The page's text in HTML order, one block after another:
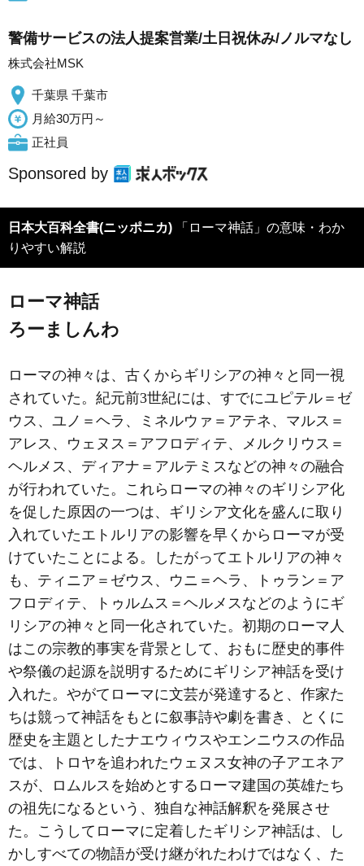
警備サービスの法人提案営業/土日祝休み/ノルマなし
株式会社MSK
千葉県 千葉市
月給30万円～
正社員
Sponsored by
日本大百科全書(ニッポニカ) 「ローマ神話」の意味・わか
りやすい解説
ローマ神話
ろーましんわ
ローマの神々は、古くからギリシアの神々と同一視
されていた。紀元前3世紀には、すでにユピテル＝ゼ
ウス、ユノ＝ヘラ、ミネルウァ＝アテネ、マルス＝
アレス、ウェヌス＝アフロディテ、メルクリウス＝
ヘルメス、ディアナ＝アルテミスなどの神々の融合
が行われていた。これらローマの神々のギリシア化
を促した原因の一つは、ギリシア文化を盛んに取り
入れていたエトルリアの影響を早くからローマが受
けていたことによる。したがってエトルリアの神々
も、ティニア＝ゼウス、ウニ＝ヘラ、トゥラン＝ア
フロディテ、トゥルムス＝ヘルメスなどのようにギ
リシアの神々と同一化されていた。初期のローマ人
はこの宗教的事実を背景として、おもに歴史的事件
や祭儀の起源を説明するためにギリシア神話を受け
入れた。やがてローマに文芸が発達すると、作家た
ちは競って神話をもとに叙事詩や劇を書き、とくに
歴史を主題としたナエウィウスやエンニウスの作品
では、トロヤを追われたウェヌス女神の子アエネア
スが、ロムルスを始めとするローマ建国の英雄たち
の祖先になるという、独自な神話解釈を発展させ
た。こうしてローマに定着したギリシア神話は、し
かしすべての物語が受け継がれたわけではなく、た